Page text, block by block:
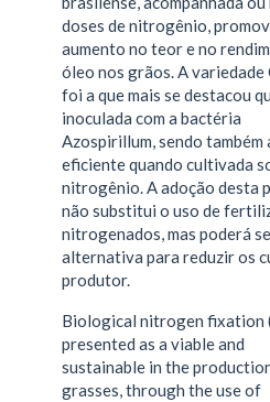
doses de nitrogênio,
aumento no teor e no
óleo nos grãos. A
foi a que mais se destacou
inoculada com a bactéria
Azospirillum, sendo também
eficiente quando cultivada
nitrogênio. A adoção desta
não substitui o uso de
nitrogenados, mas poderá
alternativa para reduzir os
produtor.
Biological nitrogen fixation
presented as a viable and
sustainable in the
grasses, through the use of